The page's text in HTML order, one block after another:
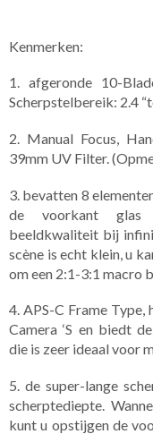
Kenmerken:
1. afgeronde 10-
Scherpstelbereik: 2.4
2. Manual Focus,
39mm UV Filter.
3. bevatten 8
de voorkant glas
beeldkwaliteit bij
scène is echt klein, u
om een 2:1-3:1 macro
4. APS-C Frame
Camera ‘S en biedt
die is zeer ideaal voor
5. de super-lange
scherptediepte.
kunt u opstijgen de